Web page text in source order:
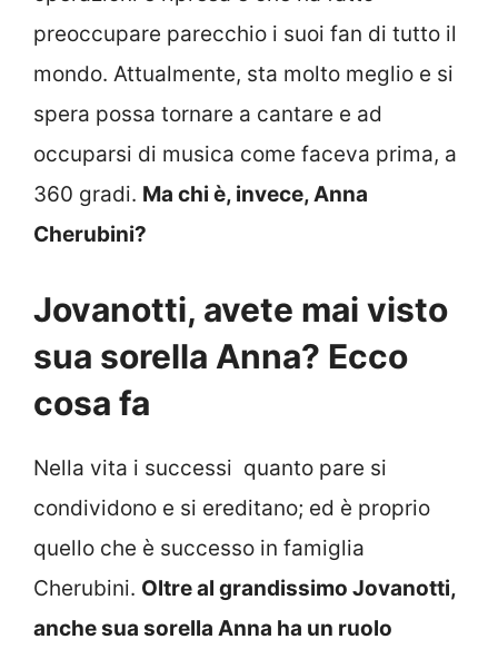
preoccupare parecchio i suoi fan di tutto il
mondo. Attualmente, sta molto meglio e si
spera possa tornare a cantare e ad
occuparsi di musica come faceva prima, a
360 gradi. Ma chi è, invece, Anna
Cherubini?
Jovanotti, avete mai visto
sua sorella Anna? Ecco
cosa fa
Nella vita i successi quanto pare si
condividono e si ereditano; ed è proprio
quello che è successo in famiglia
Cherubini. Oltre al grandissimo Jovanotti,
anche sua sorella Anna ha un ruolo